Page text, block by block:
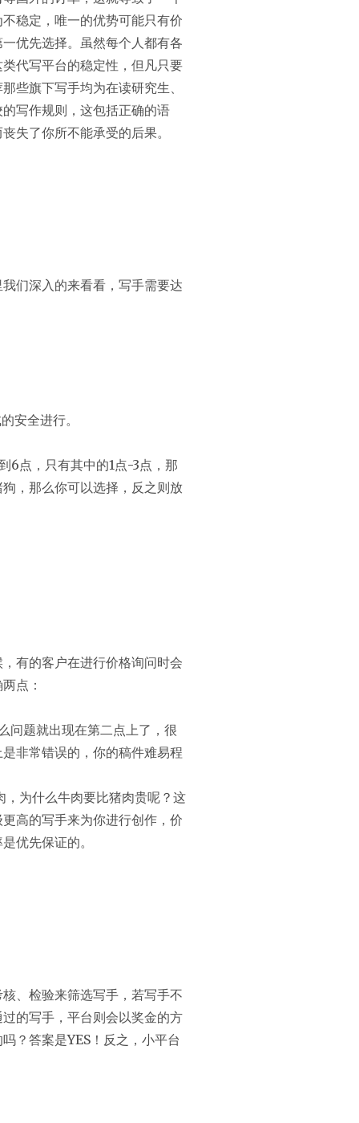
稳定，唯一的优势可能只有价
优先选择。虽然每个人都有各
代写平台的稳定性，但凡只要
些旗下写手均为在读研究生、
写作规则，这包括正确的语
失了你所不能承受的后果。
们深入的来看看，写手需要达
安全进行。
6点，只有其中的1点-3点，那
，那么你可以选择，反之则放
有的客户在进行价格询问时会
点：
问题就出现在第二点上了，很
非常错误的，你的稿件难易程
为什么牛肉要比猪肉贵呢？这
高的写手来为你进行创作，价
优先保证的。
、检验来筛选写手，若写手不
的写手，平台则会以奖金的方
？答案是YES！反之，小平台